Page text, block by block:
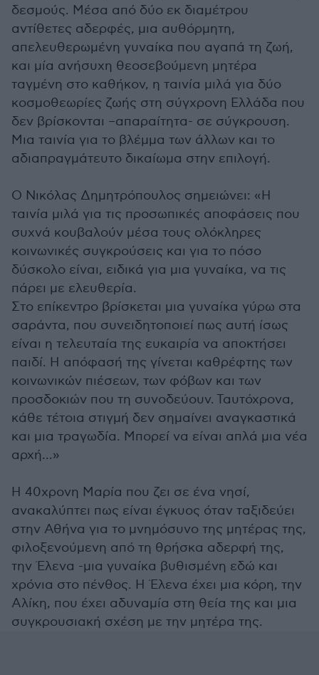
δεσμούς. Μέσα από δύο εκ διαμέτρου
αντίθετες αδερφές, μια αυθόρμητη,
απελευθερωμένη γυναίκα που αγαπά τη ζωή,
και μία ανήσυχη θεοσεβούμενη μητέρα
ταγμένη στο καθήκον, η ταινία μιλά για δύο
κοσμοθεωρίες ζωής στη σύγχρονη Ελλάδα που
δεν βρίσκονται –απαραίτητα- σε σύγκρουση.
Μια ταινία για το βλέμμα των άλλων και το
αδιαπραγμάτευτο δικαίωμα στην επιλογή.
Ο Νικόλας Δημητρόπουλος σημειώνει: «Η
ταινία μιλά για τις προσωπικές αποφάσεις που
συχνά κουβαλούν μέσα τους ολόκληρες
κοινωνικές συγκρούσεις και για το πόσο
δύσκολο είναι, ειδικά για μια γυναίκα, να τις
πάρει με ελευθερία.
Στο επίκεντρο βρίσκεται μια γυναίκα γύρω στα
σαράντα, που συνειδητοποιεί πως αυτή ίσως
είναι η τελευταία της ευκαιρία να αποκτήσει
παιδί. Η απόφασή της γίνεται καθρέφτης των
κοινωνικών πιέσεων, των φόβων και των
προσδοκιών που τη συνοδεύουν. Ταυτόχρονα,
κάθε τέτοια στιγμή δεν σημαίνει αναγκαστικά
και μια τραγωδία. Μπορεί να είναι απλά μια νέα
αρχή...»
Η 40χρονη Μαρία που ζει σε ένα νησί,
ανακαλύπτει πως είναι έγκυος όταν ταξιδεύει
στην Αθήνα για το μνημόσυνο της μητέρας της,
φιλοξενούμενη από τη θρήσκα αδερφή της,
την Έλενα -μια γυναίκα βυθισμένη εδώ και
χρόνια στο πένθος. Η Έλενα έχει μια κόρη, την
Αλίκη, που έχει αδυναμία στη θεία της και μια
συγκρουσιακή σχέση με την μητέρα της.